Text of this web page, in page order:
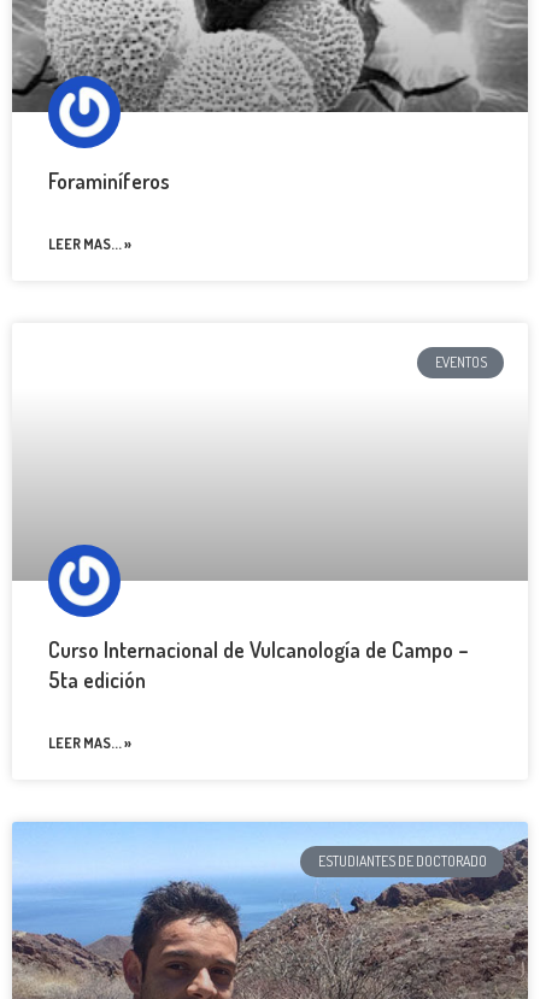
Foraminíferos
LEER MAS... »
EVENTOS
Curso Internacional de Vulcanología de Campo –
5ta edición
LEER MAS... »
ESTUDIANTES DE DOCTORADO